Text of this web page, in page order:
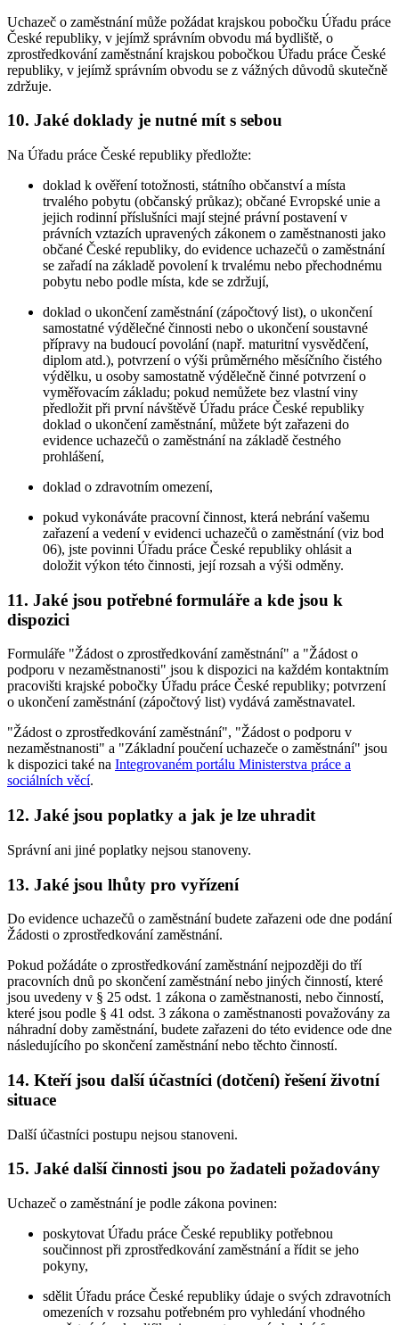
Uchazeč o zaměstnání může požádat krajskou pobočku Úřadu práce
České republiky, v jejímž správním obvodu má bydliště, o
zprostředkování zaměstnání krajskou pobočkou Úřadu práce České
republiky, v jejímž správním obvodu se z vážných důvodů skutečně
zdržuje.
10. Jaké doklady je nutné mít s sebou
Na Úřadu práce České republiky předložte:
doklad k ověření totožnosti, státního občanství a místa
trvalého pobytu (občanský průkaz); občané Evropské unie a
jejich rodinní příslušníci mají stejné právní postavení v
právních vztazích upravených zákonem o zaměstnanosti jako
občané České republiky, do evidence uchazečů o zaměstnání
se zařadí na základě povolení k trvalému nebo přechodnému
pobytu nebo podle místa, kde se zdržují,
doklad o ukončení zaměstnání (zápočtový list), o ukončení
samostatné výdělečné činnosti nebo o ukončení soustavné
přípravy na budoucí povolání (např. maturitní vysvědčení,
diplom atd.), potvrzení o výši průměrného měsíčního čistého
výdělku, u osoby samostatně výdělečně činné potvrzení o
vyměřovacím základu; pokud nemůžete bez vlastní viny
předložit při první návštěvě Úřadu práce České republiky
doklad o ukončení zaměstnání, můžete být zařazeni do
evidence uchazečů o zaměstnání na základě čestného
prohlášení,
doklad o zdravotním omezení,
pokud vykonáváte pracovní činnost, která nebrání vašemu
zařazení a vedení v evidenci uchazečů o zaměstnání (viz bod
06), jste povinni Úřadu práce České republiky ohlásit a
doložit výkon této činnosti, její rozsah a výši odměny.
11. Jaké jsou potřebné formuláře a kde jsou k
dispozici
Formuláře "Žádost o zprostředkování zaměstnání" a "Žádost o
podporu v nezaměstnanosti" jsou k dispozici na každém kontaktním
pracovišti krajské pobočky Úřadu práce České republiky; potvrzení
o ukončení zaměstnání (zápočtový list) vydává zaměstnavatel.
"Žádost o zprostředkování zaměstnání", "Žádost o podporu v
nezaměstnanosti" a "Základní poučení uchazeče o zaměstnání" jsou
k dispozici také na Integrovaném portálu Ministerstva práce a
sociálních věcí.
12. Jaké jsou poplatky a jak je lze uhradit
Správní ani jiné poplatky nejsou stanoveny.
13. Jaké jsou lhůty pro vyřízení
Do evidence uchazečů o zaměstnání budete zařazeni ode dne podání
Žádosti o zprostředkování zaměstnání.
Pokud požádáte o zprostředkování zaměstnání nejpozději do tří
pracovních dnů po skončení zaměstnání nebo jiných činností, které
jsou uvedeny v § 25 odst. 1 zákona o zaměstnanosti, nebo činností,
které jsou podle § 41 odst. 3 zákona o zaměstnanosti považovány za
náhradní doby zaměstnání, budete zařazeni do této evidence ode dne
následujícího po skončení zaměstnání nebo těchto činností.
14. Kteří jsou další účastníci (dotčení) řešení životní
situace
Další účastníci postupu nejsou stanoveni.
15. Jaké další činnosti jsou po žadateli požadovány
Uchazeč o zaměstnání je podle zákona povinen:
poskytovat Úřadu práce České republiky potřebnou
součinnost při zprostředkování zaměstnání a řídit se jeho
pokyny,
sdělit Úřadu práce České republiky údaje o svých zdravotních
omezeních v rozsahu potřebném pro vyhledání vhodného